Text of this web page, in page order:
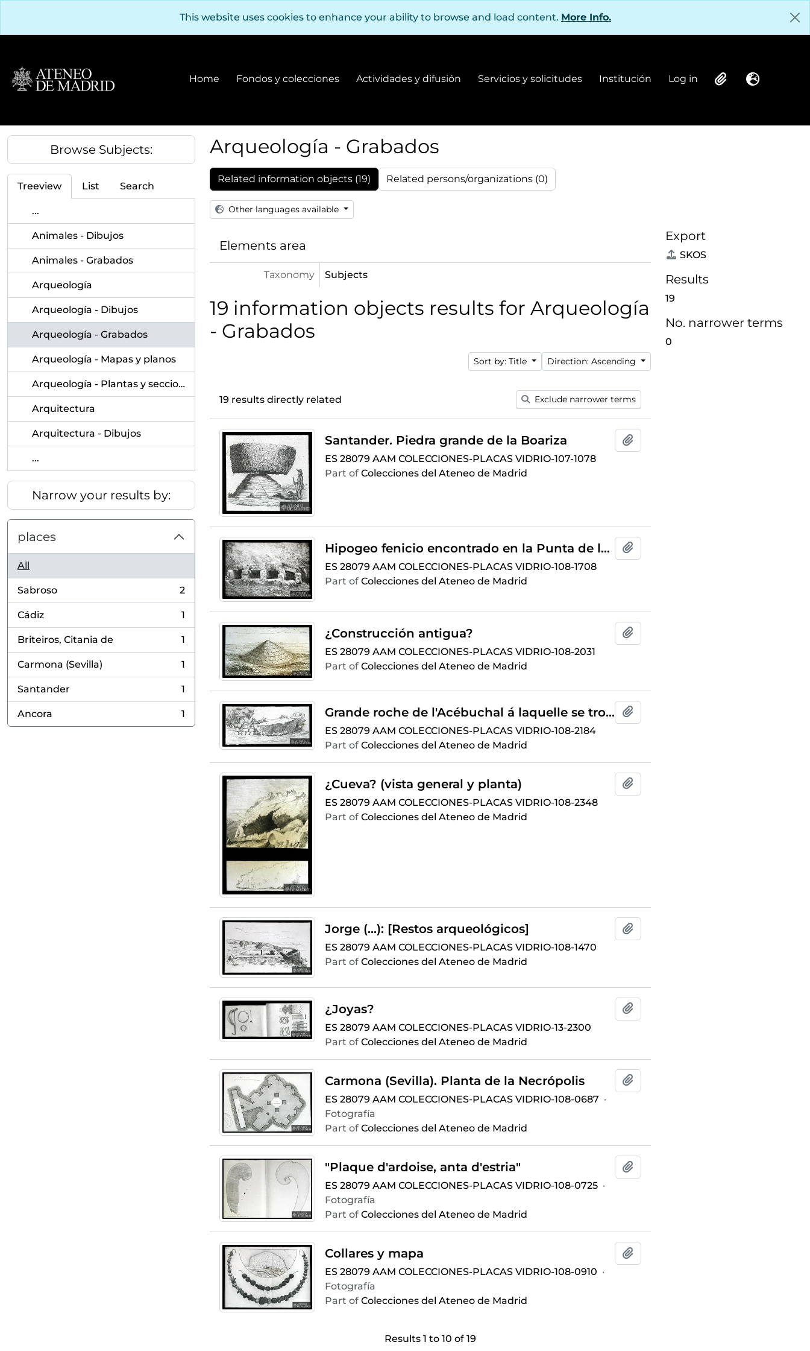
This website uses cookies to enhance your ability to browse and load content. More Info.
Home Fondos y colecciones
Fondos y colecciones
Actividades y difusión
Actividades y difusión
Servicios y solicitudes Institución
Institución
Log in
Log in ClipboardLanguage
Browse Subjects:
Treeview List Search
...
Animales - Dibujos
Animales - Grabados
Arqueología
Arqueología - Dibujos
Arqueología - Grabados
Arqueología - Mapas y planos
Arqueología - Plantas y secciones
Arquitectura
Arquitectura - Dibujos
...
Narrow your results by:
places
All
Sabroso
, 2 results
2
Cádiz
, 1 results
1
Briteiros, Citania de
, 1 results
1
Carmona (Sevilla)
, 1 results
1
Santander
, 1 results
1
Ancora
, 1 results
1
Arqueología - Grabados
Related information objects (19) Related persons/organizations (0)
Other languages available
Elements area
Taxonomy Subjects
19 information objects results for Arqueología
- Grabados
Sort by: Title Direction: Ascending
19 results directly related Exclude narrower terms
Santander. Piedra grande de la Boariza
ES 28079 AAM COLECCIONES-PLACAS VIDRIO-107-1078
Part of Colecciones del Ateneo de Madrid
Hipogeo fenicio encontrado en la Punta de la Vaca de Cádiz (ilustración de la "Revista de Archivos, Bibliotecas y Museos)
ES 28079 AAM COLECCIONES-PLACAS VIDRIO-108-1708
Part of Colecciones del Ateneo de Madrid
¿Construcción antigua?
ES 28079 AAM COLECCIONES-PLACAS VIDRIO-108-2031
Part of Colecciones del Ateneo de Madrid
Grande roche de l'Acébuchal á laquelle se trouve auossée une construction cyclopéeune
ES 28079 AAM COLECCIONES-PLACAS VIDRIO-108-2184
Part of Colecciones del Ateneo de Madrid
¿Cueva? (vista general y planta)
ES 28079 AAM COLECCIONES-PLACAS VIDRIO-108-2348
Part of Colecciones del Ateneo de Madrid
Jorge (...): [Restos arqueológicos]
ES 28079 AAM COLECCIONES-PLACAS VIDRIO-108-1470
Part of Colecciones del Ateneo de Madrid
¿Joyas?
ES 28079 AAM COLECCIONES-PLACAS VIDRIO-13-2300
Part of Colecciones del Ateneo de Madrid
Carmona (Sevilla). Planta de la Necrópolis
ES 28079 AAM COLECCIONES-PLACAS VIDRIO-108-0687 ·
Fotografía
Part of Colecciones del Ateneo de Madrid
"Plaque d'ardoise, anta d'estria"
ES 28079 AAM COLECCIONES-PLACAS VIDRIO-108-0725 ·
Fotografía
Part of Colecciones del Ateneo de Madrid
Collares y mapa
ES 28079 AAM COLECCIONES-PLACAS VIDRIO-108-0910 ·
Fotografía
Part of Colecciones del Ateneo de Madrid
Results 1 to 10 of 19
Export
SKOS
Results
19
No. narrower terms
0